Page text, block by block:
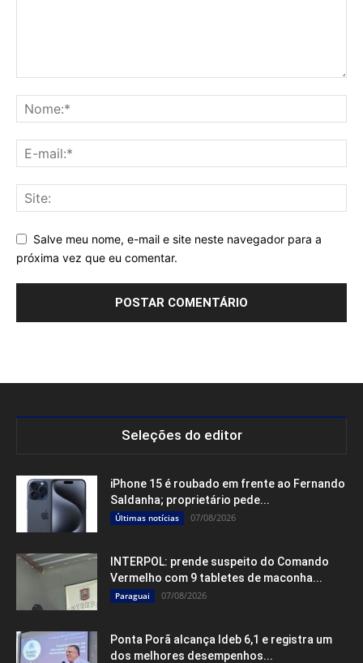
Salve meu nome, e-mail e site neste navegador para a
próxima vez que eu comentar.
Seleções do editor
iPhone 15 é roubado em frente ao Fernando
Saldanha; proprietário pede...
Últimas notícias 07/08/2026
INTERPOL: prende suspeito do Comando
Vermelho com 9 tabletes de maconha...
Paraguai 07/08/2026
Ponta Porã alcança Ideb 6,1 e registra um
dos melhores desempenhos...